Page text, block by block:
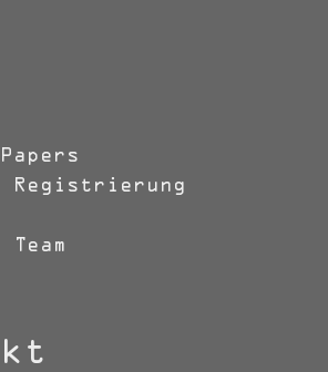
Registrierung